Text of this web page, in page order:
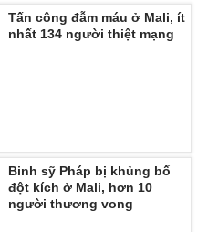
Tấn công đẫm máu ở Mali, ít
nhất 134 người thiệt mạng
Binh sỹ Pháp bị khủng bố
đột kích ở Mali, hơn 10
người thương vong